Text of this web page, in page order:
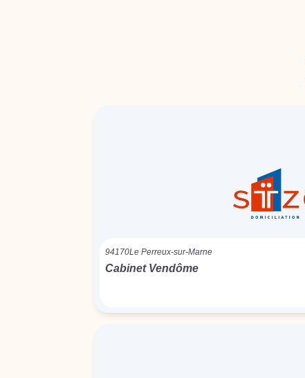
94170Le Perreux-sur-Marne
Cabinet Vendôme